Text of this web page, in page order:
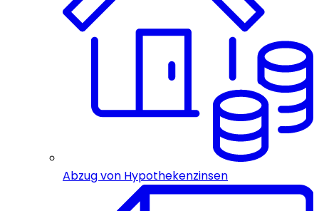
Abzug von Hypothekenzinsen